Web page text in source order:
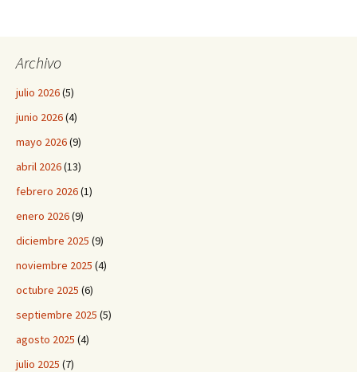
Archivo
julio 2026(5)
junio 2026(4)
mayo 2026(9)
abril 2026(13)
febrero 2026(1)
enero 2026(9)
diciembre 2025 (9)
noviembre 2025 (4)
octubre 2025 (6)
septiembre 2025 (5)
agosto 2025 (4)
julio 2025 (7)